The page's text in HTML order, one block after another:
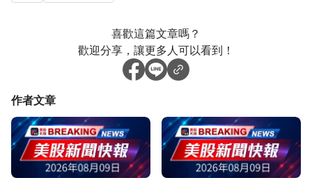
喜歡這篇文章嗎？
歡迎分享，讓更多人可以看到！
作者文章